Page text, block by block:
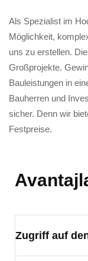
Als Spezialist im
Möglichkeit,
uns zu erstellen.
Großprojekte.
Bauleistungen in
Bauherren und
sicher. Denn wir
Festpreise.
Zugriff auf